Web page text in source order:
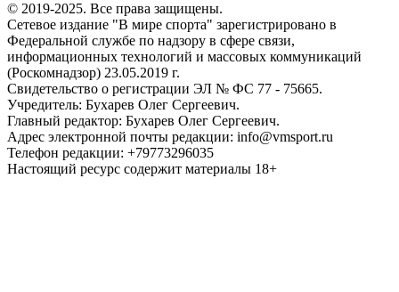
© 2019-2025. Все права защищены.
Сетевое издание "В мире спорта" зарегистрировано в
Федеральной службе по надзору в сфере связи,
информационных технологий и массовых коммуникаций
(Роскомнадзор) 23.05.2019 г.
Свидетельство о регистрации ЭЛ № ФС 77 - 75665.
Учредитель: Бухарев Олег Сергеевич.
Главный редактор: Бухарев Олег Сергеевич.
Адрес электронной почты редакции: info@vmsport.ru
Телефон редакции: +79773296035
Настоящий ресурс содержит материалы 18+